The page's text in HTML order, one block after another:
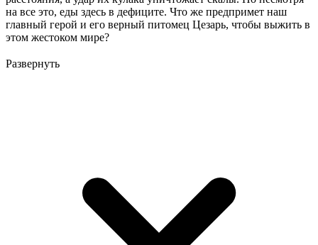
на все это, еды здесь в дефиците. Что же предпримет наш
главный герой и его верный питомец Цезарь, чтобы выжить в
этом жестоком мире?
Развернуть